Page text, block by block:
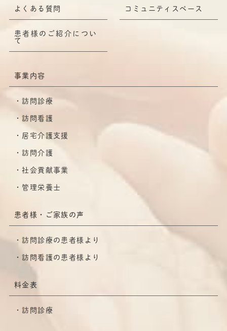
よくある質問 コミュニティスペース
患者様のご紹介につい
て
事業内容
訪問診療
訪問看護
居宅介護支援
訪問介護
社会貢献事業
管理栄養士
患者様・ご家族の声
訪問診療の患者様より
訪問看護の患者様より
料金表
訪問診療